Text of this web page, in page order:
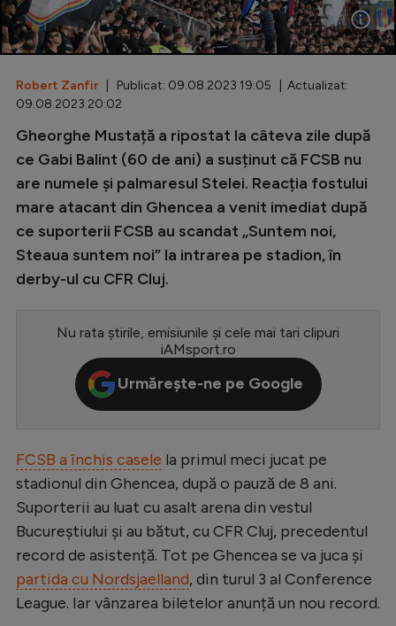
Diverse
Inedit
Clasamente
Champions League
Europa League
Conference League
CM 2026
Serie A
Bundesliga
Campionate
Starurile fotbalului
EURO 2024
Stranieri
Clasamente
Robert Zanfir | Publicat: 09.08.2023 19:05 | Actualizat:
09.08.2023 20:02
Gheorghe Mustață a ripostat la câteva zile după
ce Gabi Balint (60 de ani) a susținut că FCSB nu
are numele și palmaresul Stelei. Reacția fostului
mare atacant din Ghencea a venit imediat după
ce suporterii FCSB au scandat „Suntem noi,
Steaua suntem noi” la intrarea pe stadion, în
derby-ul cu CFR Cluj.
Nu rata știrile, emisiunile și cele mai tari clipuri
iAMsport.ro
Urmărește-ne pe Google
FCSB a închis casele la primul meci jucat pe
stadionul din Ghencea, după o pauză de 8 ani.
Suporterii au luat cu asalt arena din vestul
Bucureștiului și au bătut, cu CFR Cluj, precedentul
record de asistență. Tot pe Ghencea se va juca și
partida cu Nordsjaelland, din turul 3 al Conference
League. Iar vânzarea biletelor anunță un nou record.